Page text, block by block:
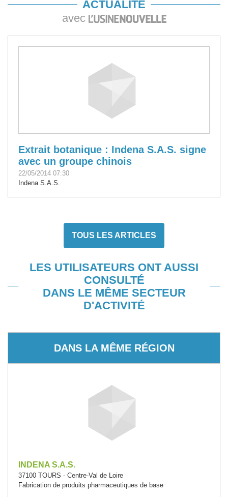
ACTUALITÉ
avec
Extrait botanique : Indena S.A.S. signe
avec un groupe chinois
22/05/2014 07:30
Indena S.A.S.
TOUS LES ARTICLES
LES UTILISATEURS ONT AUSSI
CONSULTÉ
DANS LE MÊME SECTEUR
D'ACTIVITÉ
DANS LA MÊME RÉGION
INDENA S.A.S.
37100 TOURS - Centre-Val de Loire
Fabrication de produits pharmaceutiques de base